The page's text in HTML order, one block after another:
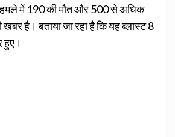
में 190 की मौत और 500 से अधिक
है। बताया जा रहा है कि यह ब्लास्ट 8